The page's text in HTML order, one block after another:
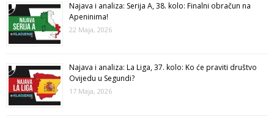
Najava i analiza: Serija A, 38. kolo: Finalni obračun na
Apeninima!
22 Maja, 2026
Najava i analiza: La Liga, 37. kolo: Ko će praviti društvo
Ovijedu u Segundi?
17 Maja, 2026